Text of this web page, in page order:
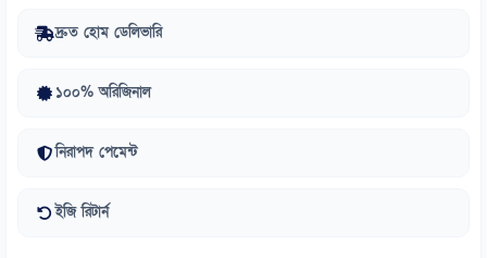
দ্রুত হোম ডেলিভারি
১০০% অরিজিনাল
নিরাপদ পেমেন্ট
ইজি রিটার্ন